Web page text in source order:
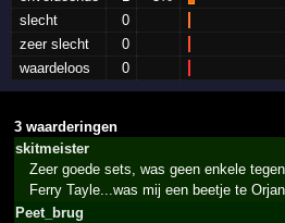
slecht
0
zeer slecht
0
waardeloos
0
3 waarderingen
skitmeister
Zeer goede sets, was geen enkele
Ferry Tayle...was mij een beetje te
Peet_brug